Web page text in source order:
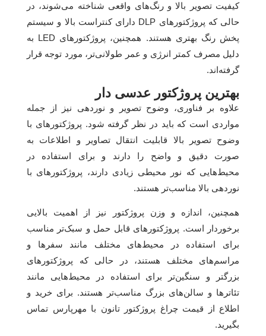
کیفیت تصویر بالا و رنگ‌های واقعی شناخته می‌شوند، در
حالی که پروژکتورهای DLP دارای کنتراست بالا و سیستم
پخش رنگ بهتری هستند. همچنین، پروژکتورهای LED به
دلیل مصرف کمتر انرژی و عمر طولانی‌تر، مورد توجه قرار
گرفته‌اند.
بهترین پروژکتور عدسی دار
علاوه بر فناوری، وضوح تصویر و نوردهی نیز از جمله
مواردی است که باید در نظر گرفته شود. پروژکتورهای با
وضوح تصویر بالا قابلیت انتقال تصاویر و اطلاعات به
صورت دقیق و واضح را دارند و برای استفاده در
محیط‌هایی که نور محیطی زیادی دارند، پروژکتورهای با
نوردهی بالا مناسب‌تر هستند.
همچنین، اندازه و وزن پروژکتور نیز از اهمیت بالایی
برخوردار است. پروژکتورهای قابل حمل و سبک‌تر مناسب
برای استفاده در محیط‌های مختلف مانند سفرها و
مراسم‌های مختلف هستند، در حالی که پروژکتورهای
بزرگتر و سنگین‌تر برای استفاده در محیط‌هایی مانند
تئاترها و سالن‌های بزرگ مناسب‌تر هستند. برای خرید و
اطلاع از قیمت چراغ پروژکتور تانون با مهرپارس تماس
بگیرید.